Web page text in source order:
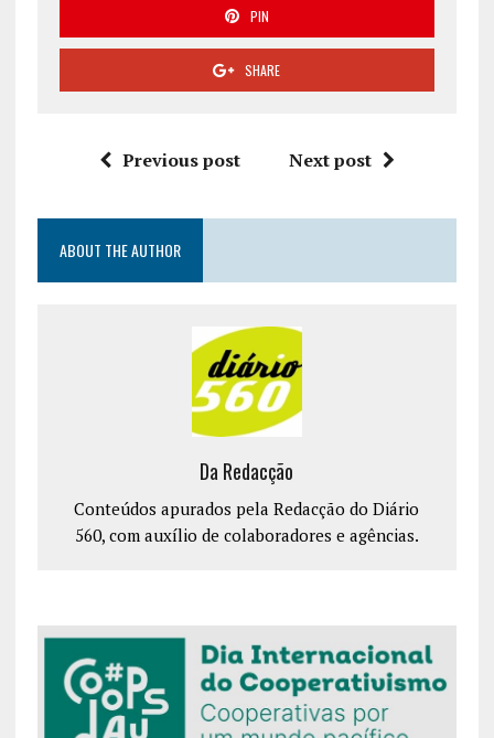
PIN
SHARE
Previous post Next post
ABOUT THE AUTHOR
Da Redacção
Conteúdos apurados pela Redacção do Diário
560, com auxílio de colaboradores e agências.